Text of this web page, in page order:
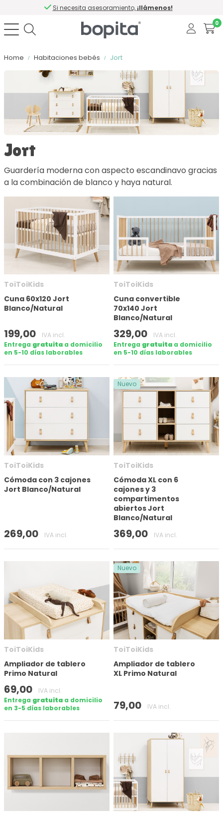
Si necesita asesoramiento, ¡llámenos!
0
Home Habitaciones bebés Jort
Ordenar por
Color
Material
Con cierre suave
Número de cajones
Número de puertas
Tamaño del colchón (cm)
En stock
Marca
Aplicar filtro
Jort
Guardería moderna con aspecto escandinavo gracias
a la combinación de blanco y haya natural.
ToiToiKids
Cuna 60x120 Jort
Blanco/Natural
199,00
IVA incl.
Entrega gratuita a domicilio
en 5-10 días laborables
ToiToiKids
Cuna convertible
70x140 Jort
Blanco/Natural
329,00
IVA incl.
Entrega gratuitaa domicilio
en 5-10 días laborables
ToiToiKids
Cómoda con 3 cajones
Jort Blanco/Natural
269,00 IVA incl.
Nuevo
ToiToiKids
Cómoda XL con 6
cajones y 3
compartimentos
abiertos Jort
Blanco/Natural
369,00 IVA incl.
ToiToiKids
Ampliador de tablero
Primo Natural
69,00
IVA incl.
Entrega gratuita a domicilio
en 3-5 días laborables
Nuevo
ToiToiKids
Ampliador de tablero
XL Primo Natural
79,00 IVA incl.